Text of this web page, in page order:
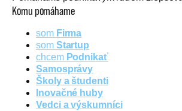
Komu pomáhame
som Firma
som Startup
chcem Podnikať
Samosprávy
Školy a študenti
Inovačné huby
Vedci a výskumníci